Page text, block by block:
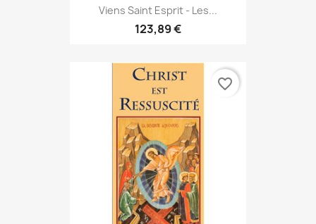
Viens Saint Esprit - Les...
123,89 €
favorite_border